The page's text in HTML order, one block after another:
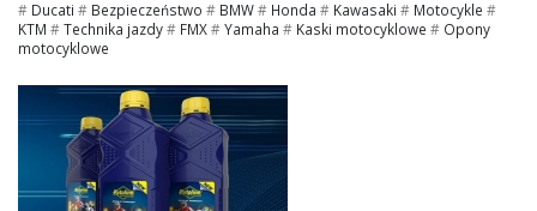
# Ducati # Bezpieczeństwo # BMW# Honda # Kawasaki # Motocykle #
KTM #Technika jazdy# FMX#Yamaha # Kaski motocyklowe # Opony
motocyklowe